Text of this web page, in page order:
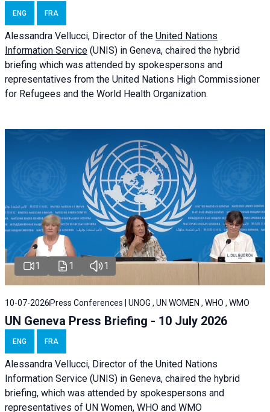
ENG FRA
Alessandra Vellucci, Director of the United Nations
Information Service (UNIS) in Geneva, chaired the hybrid
briefing which was attended by spokespersons and
representatives from the United Nations High Commissioner
for Refugees and the World Health Organization.
1 1 1
10-07-2026 Press Conferences | UNOG , UN WOMEN , WHO , WMO
UN Geneva Press Briefing - 10 July 2026
ENG FRA
Alessandra Vellucci, Director of the United Nations
Information Service (UNIS) in Geneva, chaired the hybrid
briefing, which was attended by spokespersons and
representatives of UN Women, WHO and WMO